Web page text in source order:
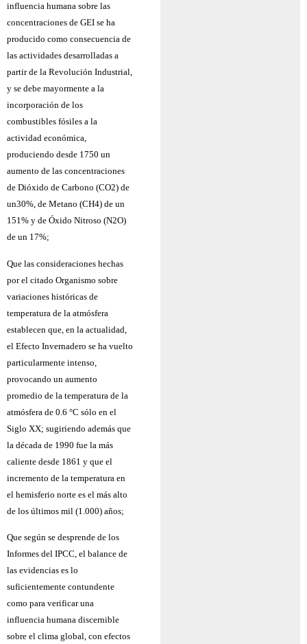
influencia humana sobre las
concentraciones de GEI se ha
producido como consecuencia de
las actividades desarrolladas a
partir de la Revolución Industrial,
y se debe mayormente a la
incorporación de los
combustibles fósiles a la
actividad económica,
produciendo desde 1750 un
aumento de las concentraciones
de Dióxido de Carbono (CO2) de
un30%, de Metano (CH4) de un
151% y de Óxido Nitroso (N2O)
de un 17%;
Que las consideraciones hechas
por el citado Organismo sobre
variaciones históricas de
temperatura de la atmósfera
establecen que, en la actualidad,
el Efecto Invernadero se ha vuelto
particularmente intenso,
provocando un aumento
promedio de la temperatura de la
atmósfera de 0.6 °C sólo en el
Siglo XX; sugiriendo además que
la década de 1990 fue la más
caliente desde 1861 y que el
incremento de la temperatura en
el hemisferio norte es el más alto
de los últimos mil (1.000) años;
Que según se desprende de los
Informes del IPCC, el balance de
las evidencias es lo
suficientemente contundente
como para verificar una
influencia humana discernible
sobre el clima global, con efectos